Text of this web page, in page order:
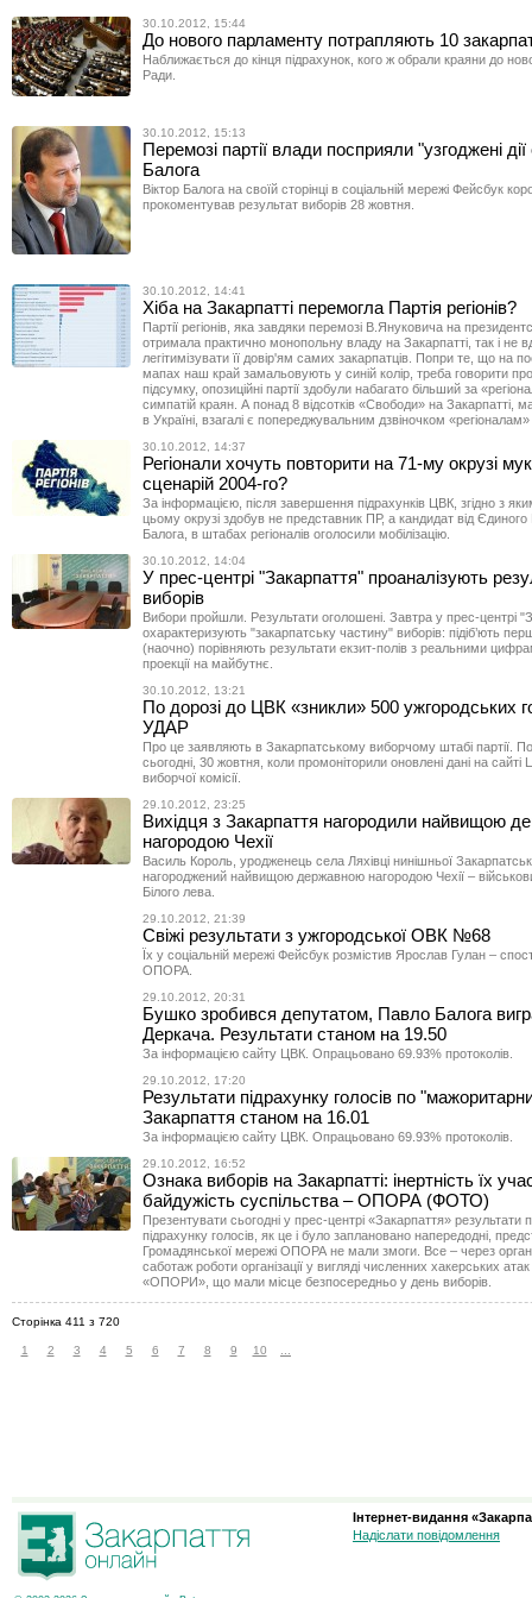
30.10.2012, 15:44
До нового парламенту потрапляють 10
Наближається до кінця підрахунок, кого ж обрали краяни до
Ради.
30.10.2012, 15:13
Перемозі партії влади посприяли "узгоджені дії
Балога
Віктор Балога на своїй сторінці в соціальній мережі Фейсбук
прокоментував результат виборів 28 жовтня.
30.10.2012, 14:41
Хіба на Закарпатті перемогла Партія регіонів?
Партії регіонів, яка завдяки перемозі В.Януковича на
отримала практично монопольну владу на Закарпатті, так і не
легітимізувати її довір'ям самих закарпатців. Попри те, що на
мапах наш край замальовують у синій колір, треба говорити
підсумку, опозиційні партії здобули набагато більший за
симпатій краян. А понад 8 відсотків «Свободи» на Закарпатті,
в Україні, взагалі є попереджувальним дзвіночком
30.10.2012, 14:37
Регіонали хочуть повторити на 71-му окрузі
сценарій 2004-го?
За інформацією, після завершення підрахунків ЦВК, згідно з
цьому окрузі здобув не представник ПР, а кандидат від
Балога, в штабах регіоналів оголосили мобілізацію.
30.10.2012, 14:04
У прес-центрі "Закарпаття" проаналізують
виборів
Вибори пройшли. Результати оголошені. Завтра у прес-центрі
охарактеризують "закарпатську частину" виборів: підіб’ють
(наочно) порівняють результати екзит-полів з реальними
проекції на майбутнє.
30.10.2012, 13:21
По дорозі до ЦВК «зникли» 500 ужгородських
УДАР
Про це заявляють в Закарпатському виборчому штабі партії.
сьогодні, 30 жовтня, коли промоніторили оновлені дані на сайті
виборчої комісії.
29.10.2012, 23:25
Вихідця з Закарпаття нагородили найвищою
нагородою Чехії
Василь Король, уродженець села Ляхівці нинішньої
нагороджений найвищою державною нагородою Чехії –
Білого лева.
29.10.2012, 21:39
Свіжі результати з ужгородської ОВК №68
Їх у соціальній мережі Фейсбук розмістив Ярослав Гулан –
ОПОРА.
29.10.2012, 20:31
Бушко зробився депутатом, Павло Балога
Деркача. Результати станом на 19.50
За інформацією сайту ЦВК. Опрацьовано 69.93% протоколів.
29.10.2012, 17:20
Результати підрахунку голосів по
Закарпаття станом на 16.01
За інформацією сайту ЦВК. Опрацьовано 69.93% протоколів.
29.10.2012, 16:52
Ознака виборів на Закарпатті: інертність їх
байдужість суспільства – ОПОРА (ФОТО)
Презентувати сьогодні у прес-центрі «Закарпаття» результати
підрахунку голосів, як це і було заплановано напередодні,
Громадянської мережі ОПОРА не мали змоги. Все – через
саботаж роботи організації у вигляді численних хакерських
«ОПОРИ», що мали місце безпосередньо у день виборів.
Сторінка 411 з 720
1 2 3 4 5 6 7 8 9 10
Інтернет-видання
Надіслати повідомлення